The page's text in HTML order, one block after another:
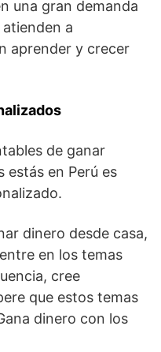
una gran demanda
a
aprender y crecer
de ganar
estás en Perú es
dinero desde casa,
en los temas
cree
que estos temas
dinero con los